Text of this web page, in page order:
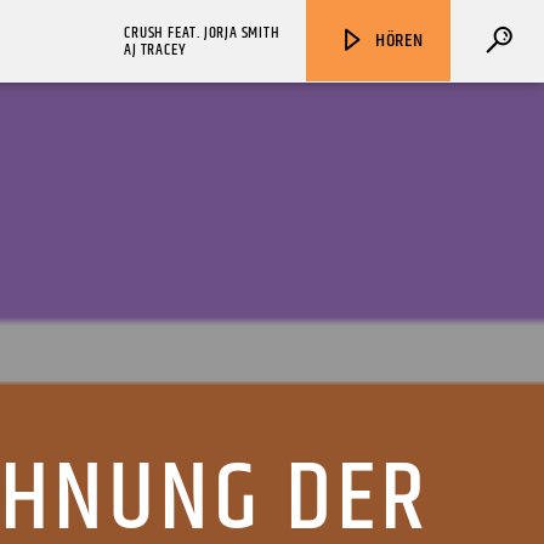
HÖREN
CRUSH FEAT. JORJA SMITH
AJ TRACEY
DER